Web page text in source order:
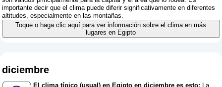
importante decir que el clima puede diferir significativamente en diferentes
altitudes, especialmente en las montañas.
Toque o haga clic aquí para ver información sobre el clima en más
lugares en Egipto
diciembre
El clima típico (usual) en Egipto en diciembre es esto: La